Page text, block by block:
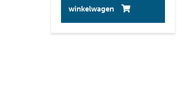
winkelwagen